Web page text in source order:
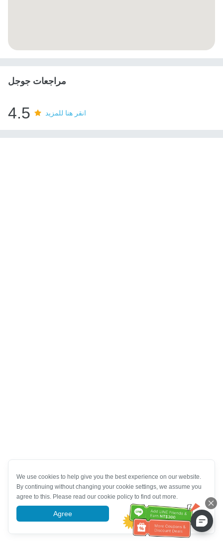
مراجعات جوجل
4.5 انقر هنا للمزيد
We use cookies to help give you the best experience on our website.
By continuing without changing your cookie settings, we assume you
agree to this. Please read our cookie policy to find out more.
Agree More information